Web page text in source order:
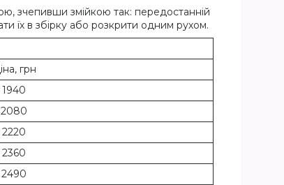
зчепивши змійкою так: передостанній
їх в збірку або розкрити одним рухом.
грн
1940
2080
2220
2360
2490